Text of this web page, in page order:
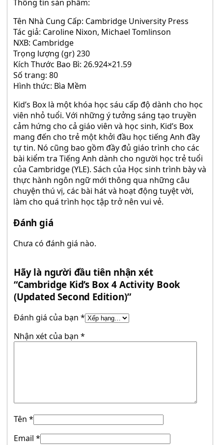
Thông tin sản phẩm:
Tên Nhà Cung Cấp: Cambridge University Press
Tác giả: Caroline Nixon, Michael Tomlinson
NXB: Cambridge
Trọng lượng (gr) 230
Kích Thước Bao Bì: 26.924×21.59
Số trang: 80
Hình thức: Bìa Mềm
Kid’s Box là một khóa học sáu cấp độ dành cho học
viên nhỏ tuổi. Với những ý tưởng sáng tạo truyền
cảm hứng cho cả giáo viên và học sinh, Kid’s Box
mang đến cho trẻ một khởi đầu học tiếng Anh đầy
tự tin. Nó cũng bao gồm đầy đủ giáo trình cho các
bài kiểm tra Tiếng Anh dành cho người học trẻ tuổi
của Cambridge (YLE). Sách của Học sinh trình bày và
thực hành ngôn ngữ mới thông qua những câu
chuyện thú vị, các bài hát và hoạt động tuyệt vời,
làm cho quá trình học tập trở nên vui vẻ.
Đánh giá
Chưa có đánh giá nào.
Hãy là người đầu tiên nhận xét
“Cambridge Kid’s Box 4 Activity Book
(Updated Second Edition)”
Đánh giá của bạn *
Nhận xét của bạn *
Tên *
Email *